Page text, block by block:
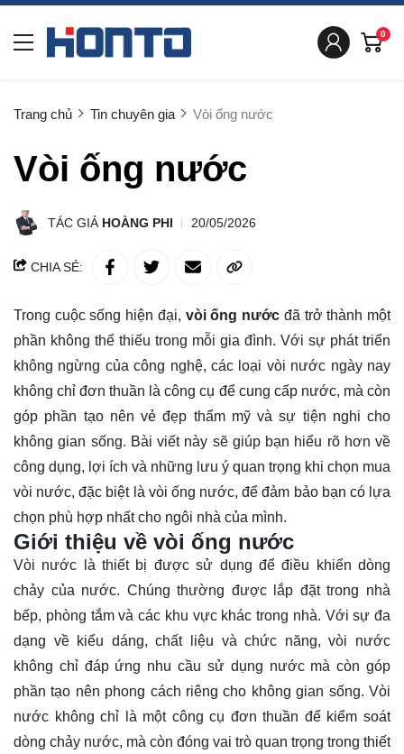
0
Trang chủ Tin chuyên gia Vòi ống nước
Vòi ống nước
TÁC GIẢ HOÀNG PHI 20/05/2026
CHIA SẺ:
Trong cuộc sống hiện đại, vòi ống nước đã trở thành một
phần không thể thiếu trong mỗi gia đình. Với sự phát triển
không ngừng của công nghệ, các loại vòi nước ngày nay
không chỉ đơn thuần là công cụ để cung cấp nước, mà còn
góp phần tạo nên vẻ đẹp thẩm mỹ và sự tiện nghi cho
không gian sống. Bài viết này sẽ giúp bạn hiểu rõ hơn về
công dụng, lợi ích và những lưu ý quan trọng khi chọn mua
vòi nước, đặc biệt là vòi ống nước, để đảm bảo bạn có lựa
chọn phù hợp nhất cho ngôi nhà của mình.
Giới thiệu về vòi ống nước
Vòi nước là thiết bị được sử dụng để điều khiển dòng
chảy của nước. Chúng thường được lắp đặt trong nhà
bếp, phòng tắm và các khu vực khác trong nhà. Với sự đa
dạng về kiểu dáng, chất liệu và chức năng, vòi nước
không chỉ đáp ứng nhu cầu sử dụng nước mà còn góp
phần tạo nên phong cách riêng cho không gian sống. Vòi
nước không chỉ là một công cụ đơn thuần để kiểm soát
dòng chảy nước, mà còn đóng vai trò quan trọng trong thiết